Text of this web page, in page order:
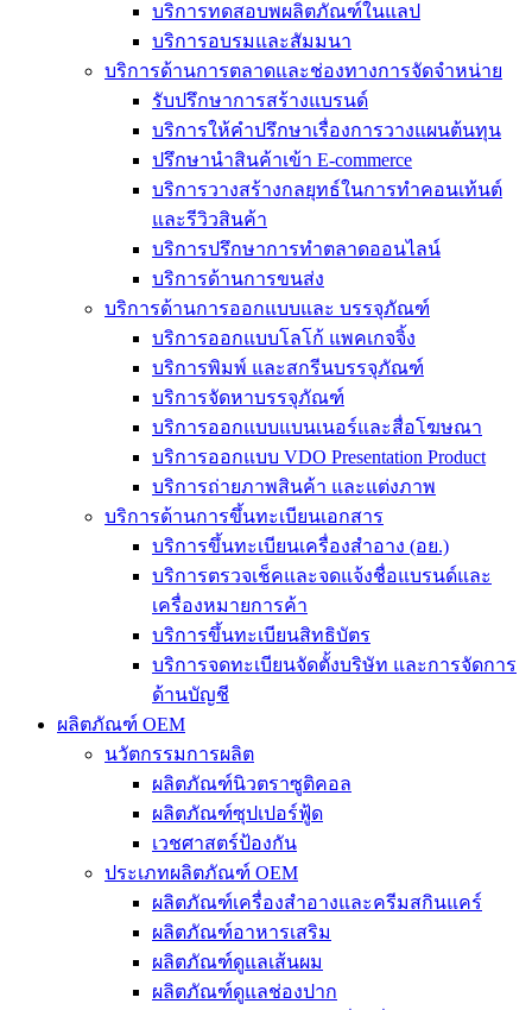
บริการทดสอบพผลิตภัณฑ์ในแลป
บริการอบรมและสัมมนา
บริการด้านการตลาดและช่องทางการจัดจำหน่าย
รับปรึกษาการสร้างแบรนด์
บริการให้คำปรึกษาเรื่องการวางแผนต้นทุน
ปรึกษานำสินค้าเข้า E-commerce
บริการวางสร้างกลยุทธ์ในการทำคอนเท้นต์
และรีวิวสินค้า
บริการปรึกษาการทำตลาดออนไลน์
บริการด้านการขนส่ง
บริการด้านการออกแบบและ บรรจุภัณฑ์
บริการออกแบบโลโก้ แพคเกจจิ้ง
บริการพิมพ์ และสกรีนบรรจุภัณฑ์
บริการจัดหาบรรจุภัณฑ์
บริการออกแบบแบนเนอร์และสื่อโฆษณา
บริการออกแบบ VDO Presentation Product
บริการถ่ายภาพสินค้า และแต่งภาพ
บริการด้านการขึ้นทะเบียนเอกสาร
บริการขึ้นทะเบียนเครื่องสำอาง (อย.)
บริการตรวจเช็คและจดแจ้งชื่อแบรนด์และ
เครื่องหมายการค้า
บริการขึ้นทะเบียนสิทธิบัตร
บริการจดทะเบียนจัดตั้งบริษัท และการจัดการ
ด้านบัญชี
ผลิตภัณฑ์ OEM
นวัตกรรมการผลิต
ผลิตภัณฑ์นิวตราซูติคอล
ผลิตภัณฑ์ซุปเปอร์ฟู้ด
เวชศาสตร์ป้องกัน
ประเภทผลิตภัณฑ์ OEM
ผลิตภัณฑ์เครื่องสำอางและครีมสกินแคร์
ผลิตภัณฑ์อาหารเสริม
ผลิตภัณฑ์ดูแลเส้นผม
ผลิตภัณฑ์ดูแลช่องปาก